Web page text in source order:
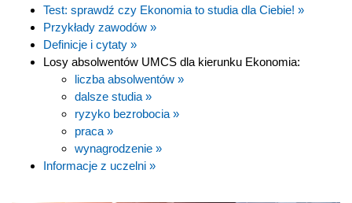
Test: sprawdź czy Ekonomia to studia dla Ciebie! »
Przykłady zawodów »
Definicje i cytaty »
Losy absolwentów UMCS dla kierunku Ekonomia:
liczba absolwentów »
dalsze studia »
ryzyko bezrobocia »
praca »
wynagrodzenie »
Informacje z uczelni »